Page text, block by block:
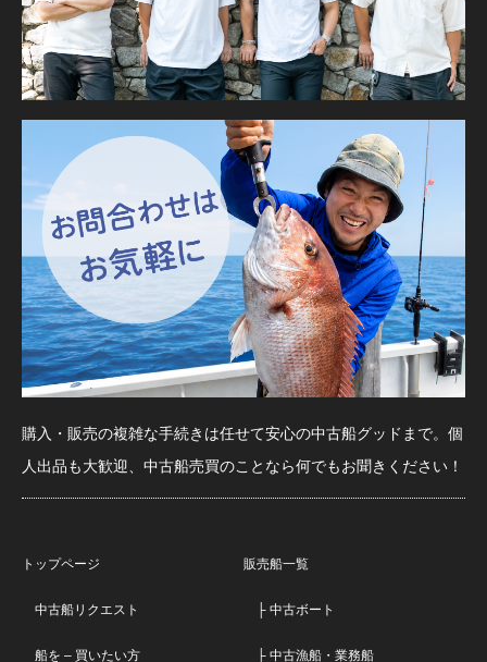
購入・販売の複雑な手続きは任せて安心の中古船グッドまで。個
人出品も大歓迎、中古船売買のことなら何でもお聞きください！
トップページ
中古船リクエスト
船を – 買いたい方
販売船一覧
├ 中古ボート
├ 中古漁船・業務船